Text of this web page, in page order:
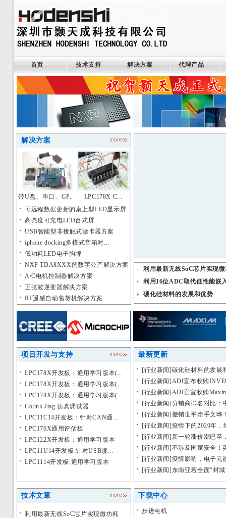
首页 技术支持 解决方案 代理产品
解决方案
带U盘、串口、GP...
LPC178X C...
可远程数据更新的桌上型LED显示屏
高亮度可充电LED台式屏
USB智能型非接触式读卡器方案
iphone docking多模式音箱对...
低功耗LED电子胸牌
NXP TDA8XXX的数字公产解决方案
A/C电机控制器解决方案
正弦波逆变器解决方案
RF遥感自动售货机解决方案
利用最新无线SoC芯片实现
利用16位ADC取代低性能嵌
碳化硅材料的发展和优势
项目开发与支持
LPC178X开发板：通用学习版本(...
LPC178X开发板：通用学习版本(...
LPC178X开发板：通用学习版本(...
Colink Jtag 仿真调试器
LPC11C14开发板：针对CAN通...
LPC176X通用评估板
LPC122X开发板：通用学习版本
LPC11U14开发板:针对USB读...
LPC1114开发板:通用学习版本
最新更新
[行业新闻]碳化硅材料的发展
[行业新闻]ADI宣布收购
[行业新闻]ADI官宣收购
[行业新闻]分销商排名对比：
[行业新闻]撤销世平牵手文晔
17 3664次]
[行业新闻]疫情下的2020年
[行业新闻]新一轮涨价潮已至
20 3704次]
[行业新闻]不涉及国家安全！
20 3364次]
[行业新闻]疫情影响，电子元
[行业新闻] 东南亚若全面“封
次]
技术文章
利用最新无线SoC芯片实现微功耗
下载中心
步进电机